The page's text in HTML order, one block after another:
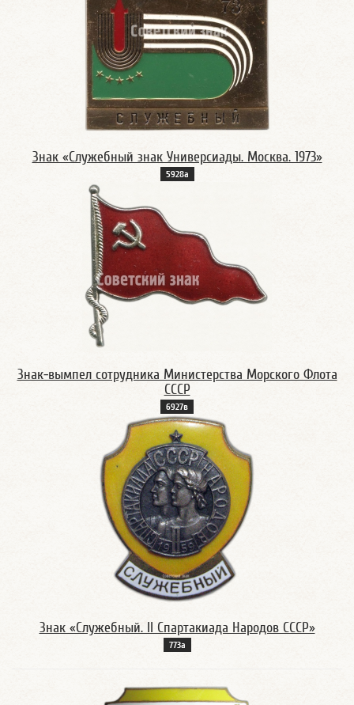
Знак «Служебный знак Универсиады. Москва. 1973»
5928а
Знак-вымпел сотрудника Министерства Морского Флота
СССР
6927в
Знак «Служебный. II Спартакиада Народов СССР»
773а